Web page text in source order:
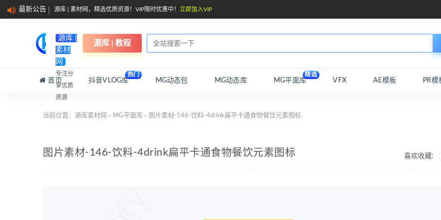
最新公告 源库 | 素材网，精选优质资源！VIP限时优惠中！ 立即加入VIP
源库 |
素材
网
专注分
享优质
资源
源库 | 教程
首页 抖音VLOG库
热门
MG动态包 MG动态库 MG平面库
精选
VFX AE模板 PR模
当前位置： 源库素材网 > MG平面库 > 图片素材-146-饮料-4drink扁平卡通食物餐饮元素图标
喜欢收藏:
图片素材-146-饮料-4drink扁平卡通食物餐饮元素图标